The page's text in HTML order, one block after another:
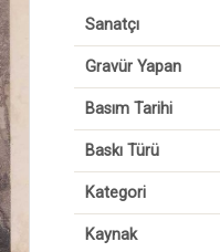
Sanatçı
Gravür Yapan
Basım Tarihi
Baskı Türü
Kategori
Kaynak